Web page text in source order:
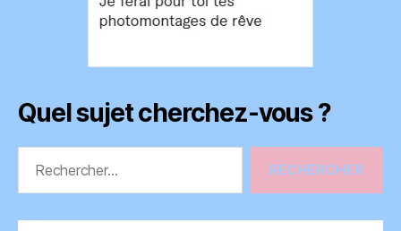
Quel sujet cherchez-vous ?